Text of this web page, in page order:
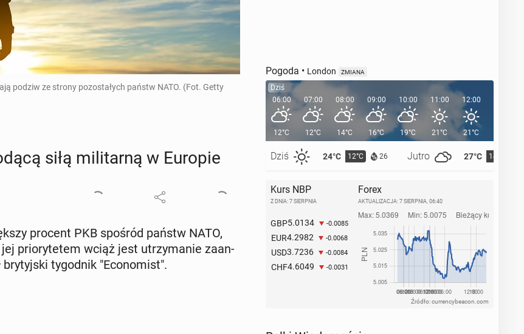
podziw ze strony pozostałych państw NATO. (Fot. Getty
siłą mi­li­tar­ną w Europie
procent PKB spośród państw NATO,
jej prio­ry­te­tem wciąż jest utrzy­ma­nie za­an­
ty­go­dnik "Eco­no­mist".
Pogoda • London ZMIANA
Dziś
06:00
12°C
Dziś 24°C 12°C 26 Jutro 27°C 14°C
07:00
12°C
08:00
14°C
09:00
16°C
10:00
19°C
11:00
21°C
12:00
21°C
Kurs NBP
Z DNIA: 7 SIERPNIA
GBP5.0134 -0.0085
EUR4.2982 -0.0068
USD3.7236 -0.0084
CHF4.6049 -0.0031
Forex
AKTUALIZACJA: 7 SIERPNIA, 06:40
Źródło: currencybeacon.com